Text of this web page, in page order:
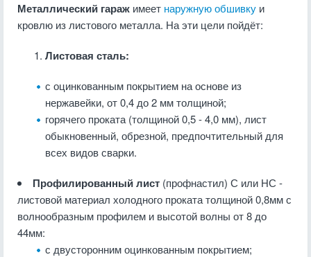
Металлический гараж имеет наружную обшивку и
кровлю из листового металла. На эти цели пойдёт:
Листовая сталь:
с оцинкованным покрытием на основе из
нержавейки, от 0,4 до 2 мм толщиной;
горячего проката (толщиной 0,5 - 4,0 мм), лист
обыкновенный, обрезной, предпочтительный для
всех видов сварки.
Профилированный лист (профнастил) С или НС -
листовой материал холодного проката толщиной 0,8мм с
волнообразным профилем и высотой волны от 8 до
44мм:
с двусторонним оцинкованным покрытием;